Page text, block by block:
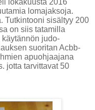
lomajaksoja.
Tutkintooni sisältyy 200
on siis tatamilla
judo-
suoritan Acbb-
apuohjaajana
jotta tarvittavat 50